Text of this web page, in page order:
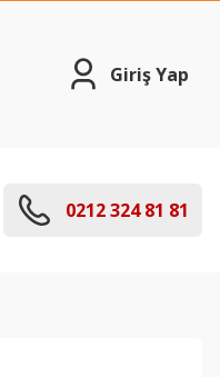
Giriş Yap
0212 324 81 81